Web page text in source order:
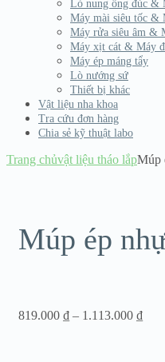
Lò nung ống đúc &
Máy mài siêu tốc &
Máy rửa siêu âm &
Máy xịt cát & Máy
Máy ép máng tẩy
Lò nướng sứ
Thiết bị khác
Vật liệu nha khoa
Tra cứu đơn hàng
Chia sẻ kỹ thuật labo
Trang chủvật liệu tháo lắpMúp
Múp ép
819.000 ₫ – 1.113.000 ₫